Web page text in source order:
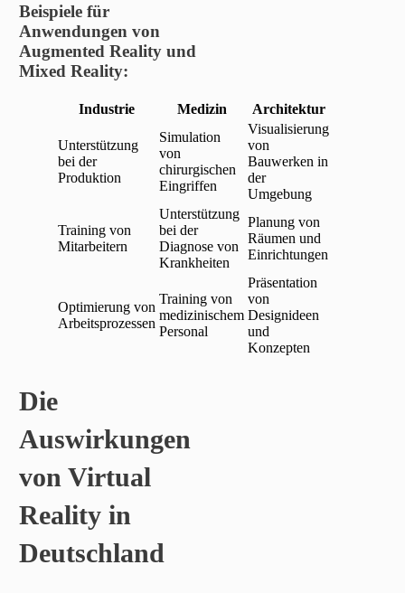
Beispiele für
Anwendungen von
Augmented Reality und
Mixed Reality:
Industrie Medizin Architektur
Unterstützung
bei der
Produktion
Simulation
von
chirurgischen
Eingriffen
Visualisierung
von
Bauwerken in
der
Umgebung
Training von
Mitarbeitern
Unterstützung
bei der
Diagnose von
Krankheiten
Planung von
Räumen und
Einrichtungen
Optimierung von
Arbeitsprozessen
Training von
medizinischem
Personal
Präsentation
von
Designideen
und
Konzepten
Die
Auswirkungen
von Virtual
Reality in
Deutschland